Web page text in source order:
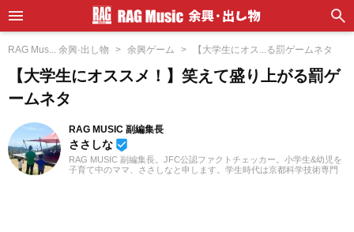
RAG Mus... 余興·出し物 余興ゲーム 【大学生にオス...る罰ゲームネタ
【大学生にオススメ！】笑えて盛り上がる罰ゲ
ームネタ
RAG MUSIC 副編集長
ささしな beenhere
RAG MUSIC 副編集長。JFC公認ファクトチェッカー。小学生&幼児を
子育て中のママ、ささしなと申します。学生時代は京都科学技術専門